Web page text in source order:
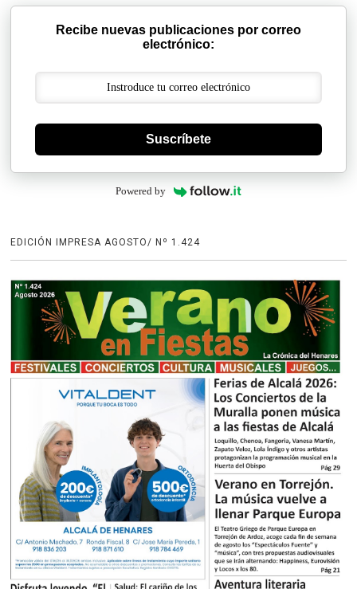
Recibe nuevas publicaciones por correo
electrónico:
Suscríbete
Powered by
EDICIÓN IMPRESA AGOSTO/ Nº 1.424